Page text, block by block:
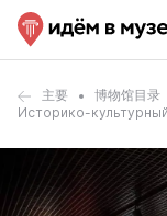
主要 博物馆目录
Историко-